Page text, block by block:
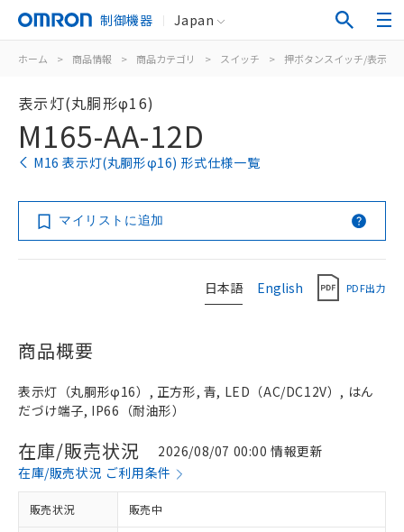
制御機器 Japan
ホーム > 商品情報 > 商品カテゴリ > スイッチ > 押ボタンスイッチ/表示灯
表示灯(丸胴形φ16)
M165-AA-12D
M16 表示灯(丸胴形φ16) 形式仕様一覧
マイリストに追加
日本語 English PDF出力
商品概要
表示灯（丸胴形φ16）, 正方形, 青, LED（AC/DC12V）, はん
だづけ端子, IP66（耐油形）
在庫/販売状況
2026/08/07 00:00 情報更新
在庫/販売状況 ご利用条件
販売状況 販売中